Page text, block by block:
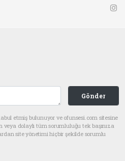
Gönder
etmiş bulunuyor ve ofunsesi.com sitesine
dolaylı tüm sorumluluğu tek başınıza
site yönetimi hiçbir şekilde sorumlu